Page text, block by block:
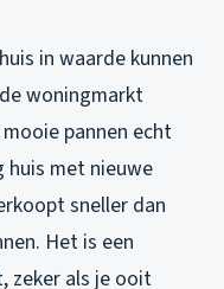
in waarde kunnen
woningmarkt
pannen echt
huis met nieuwe
sneller dan
Het is een
zeker als je ooit